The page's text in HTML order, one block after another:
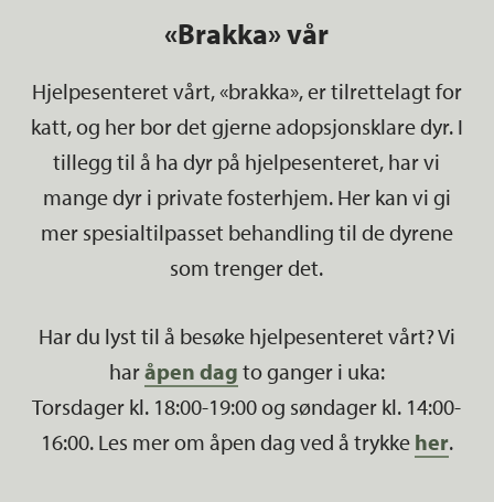
«Brakka» vår
Hjelpesenteret vårt, «brakka», er tilrettelagt for
katt, og her bor det gjerne adopsjonsklare dyr. I
tillegg til å ha dyr på hjelpesenteret, har vi
mange dyr i private fosterhjem. Her kan vi gi
mer spesialtilpasset behandling til de dyrene
som trenger det.
Har du lyst til å besøke hjelpesenteret vårt? Vi
haråpen dag to ganger i uka:
Torsdager kl. 18:00-19:00 og søndager kl. 14:00-
16:00. Les mer om åpen dag ved å trykke her.